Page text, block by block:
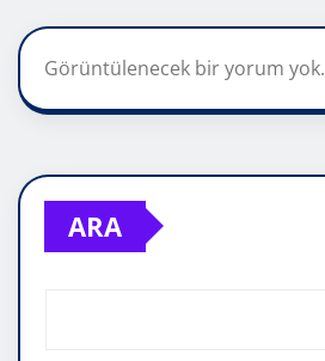
Görüntülenecek bir yorum yok.
ARA